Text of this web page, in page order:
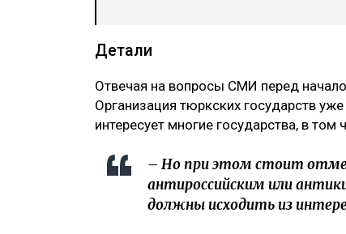
Детали
Отвечая на вопросы СМИ перед
Организация тюркских государств
интересует многие государства, в
– Но при этом стоит
антироссийским или
должны исходить из